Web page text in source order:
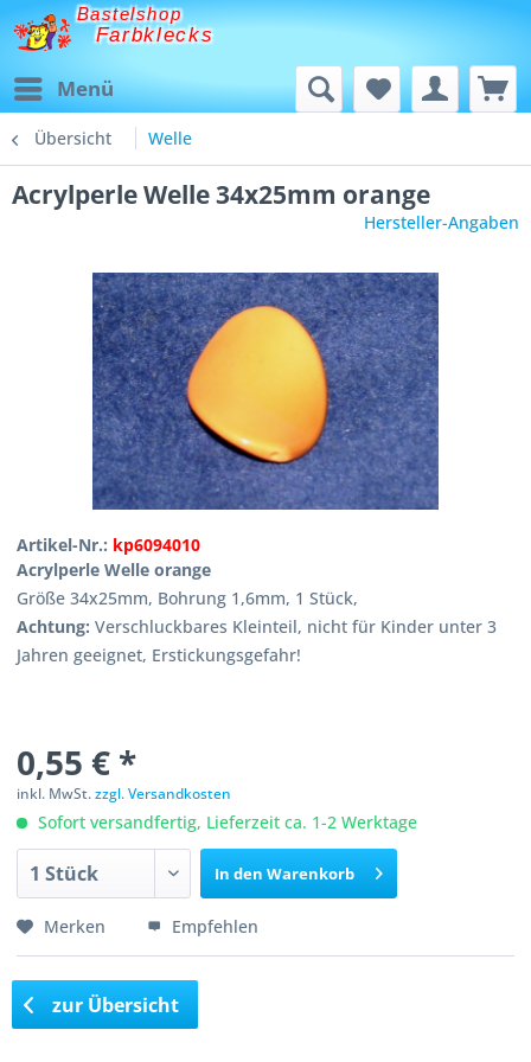
Bastelshop
Farbklecks
Menü
Übersicht Welle
Acrylperle Welle 34x25mm orange
Hersteller-Angaben
Artikel-Nr.: kp6094010
Acrylperle Welle orange
Größe 34x25mm, Bohrung 1,6mm, 1 Stück,
Achtung: Verschluckbares Kleinteil, nicht für Kinder unter 3
Jahren geeignet, Erstickungsgefahr!
0,55 € *
inkl. MwSt.zzgl. Versandkosten
Sofort versandfertig, Lieferzeit ca. 1-2 Werktage
In den Warenkorb
Merken Empfehlen
zur Übersicht